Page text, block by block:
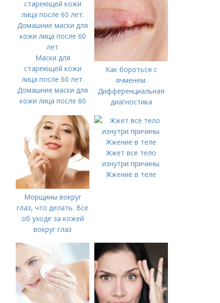
Маски для
стареющей кожи
лица после 60 лет.
Домашние маски для
кожи лица после 60
Как бороться с
ячменем.
Дифференциальная
диагностика
Морщины вокруг
глаз, что делать. Все
об уходе за кожей
вокруг глаз
Жжет все тело
изнутри причины.
Жжение в теле